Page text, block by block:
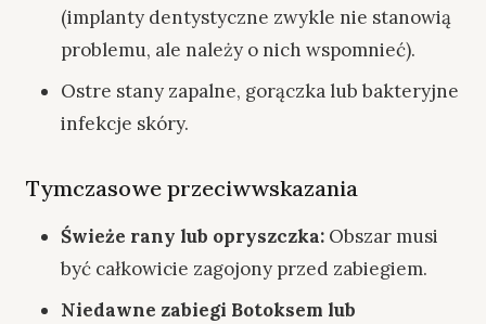
(implanty dentystyczne zwykle nie stanowią
problemu, ale należy o nich wspomnieć).
Ostre stany zapalne, gorączka lub bakteryjne
infekcje skóry.
Tymczasowe przeciwwskazania
Świeże rany lub opryszczka: Obszar musi
być całkowicie zagojony przed zabiegiem.
Niedawne zabiegi Botoksem lub